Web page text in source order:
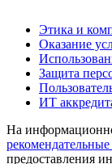
Этика и
Оказание
Защита
ИТ
На
предоставления